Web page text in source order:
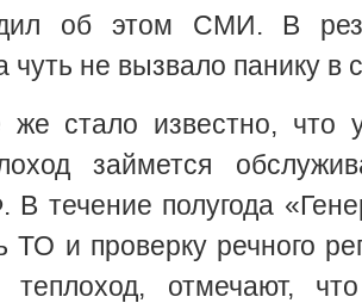
об этом СМИ. В
чуть не вызвало панику в
же стало известно, что
займется
течение полугода
ТО и проверку речного
теплоход, отмечают,